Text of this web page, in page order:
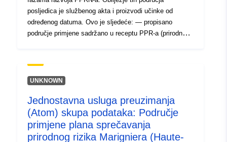
posljedica je službenog akta i proizvodi učinke od
određenog datuma. Ovo je sljedeće: — propisano
područje primjene sadržano u receptu PPR-a (prirodnog
om. To odobreno područje je smanjenje korisnosti (PM1
za PPRN-ove i PM3 za PPRT-ove); — opseg ispitivanja
UNKNOWN
Jednostavna usluga preuzimanja
(Atom) skupa podataka: Područje
primjene plana sprečavanja
prirodnog rizika Marigniera (Haute-